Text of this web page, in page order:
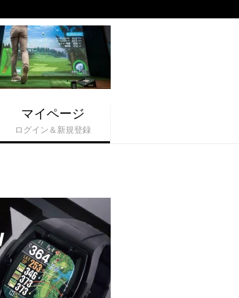
マイページ
ログイン＆新規登録